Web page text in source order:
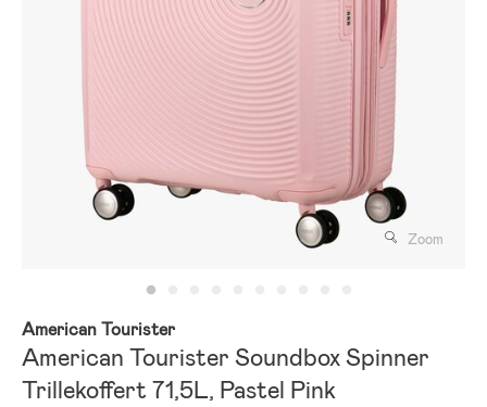
Zoom
American Tourister
American Tourister Soundbox Spinner
Trillekoffert 71,5L, Pastel Pink